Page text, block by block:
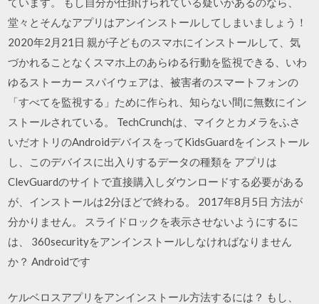
堂々とそんなアプリはアンインストールしてしまいましょう！
2020年2月21日 親が子どものスマホにインストールして、気
づかれることなくスマホ上のあらゆる行動を監視できる、いわ
ゆるストーカー スパイウェアは、被害者のスマートフォンの
「すべてを監視する」ために作られ、知らない間に無数にイン
ストールされている。 TechCrunchは、マイクとカメラをふさ
いだオトリのAndroidデバイスをってKidsGuardをインストール
し、このデバイスに出入りするデータの種類を アプリは
ClevGuardのサイトで直接購入しダウンロードする必要がある
が、インストールは2分ほどで終わる。 2017年8月5日 方法が
分かりません。 スライドロックを表示させないようにするに
は、 360securityをアンインストールしなければなりません
か？ Androidです
ケルベロスアプリをアンインストール方法するには？ もし、